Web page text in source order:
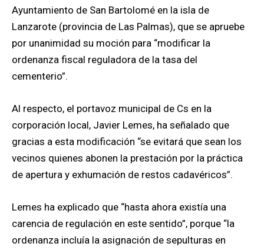
Ayuntamiento de San Bartolomé en la isla de
Lanzarote (provincia de Las Palmas), que se apruebe
por unanimidad su moción para “modificar la
ordenanza fiscal reguladora de la tasa del
cementerio”.
Al respecto, el portavoz municipal de Cs en la
corporación local, Javier Lemes, ha señalado que
gracias a esta modificación “se evitará que sean los
vecinos quienes abonen la prestación por la práctica
de apertura y exhumación de restos cadavéricos”.
Lemes ha explicado que “hasta ahora existía una
carencia de regulación en este sentido”, porque “la
ordenanza incluía la asignación de sepulturas en